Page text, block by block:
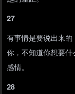
27
有事情是要说出来
你，不知道你想要
感情。
28